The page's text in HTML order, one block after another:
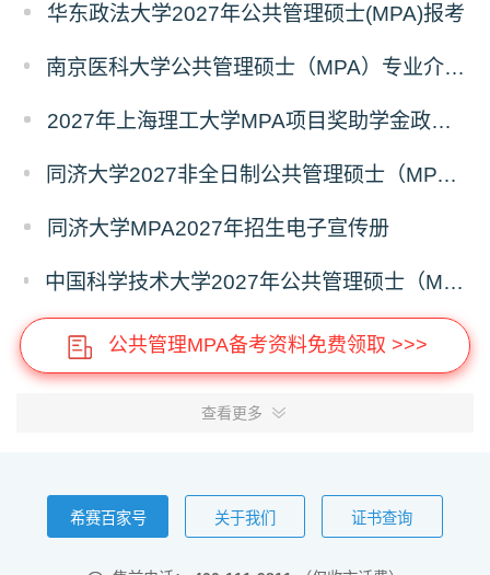
华东政法大学2027年公共管理硕士(MPA)报考
南京医科大学公共管理硕士（MPA）专业介绍（2027年）
2027年上海理工大学MPA项目奖助学金政策发布
同济大学2027非全日制公共管理硕士（MPA）奖学金方案
同济大学MPA2027年招生电子宣传册
中国科学技术大学2027年公共管理硕士（MPA）专业学位研究生招生通知
公共管理MPA备考资料免费领取 >>>
查看更多
希赛百家号 关于我们 证书查询